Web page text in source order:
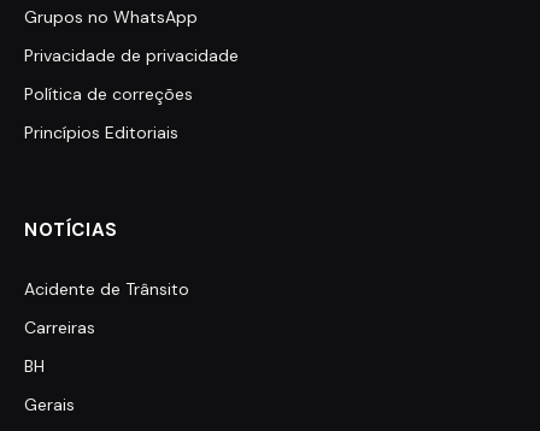
Grupos no WhatsApp
Privacidade de privacidade
Política de correções
Princípios Editoriais
NOTÍCIAS
Acidente de Trânsito
Carreiras
BH
Gerais